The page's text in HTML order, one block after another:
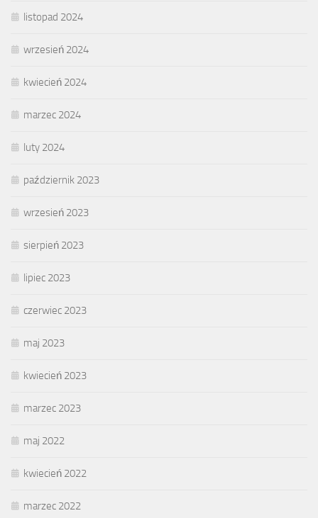
listopad 2024
wrzesień 2024
kwiecień 2024
marzec 2024
luty 2024
październik 2023
wrzesień 2023
sierpień 2023
lipiec 2023
czerwiec 2023
maj 2023
kwiecień 2023
marzec 2023
maj 2022
kwiecień 2022
marzec 2022